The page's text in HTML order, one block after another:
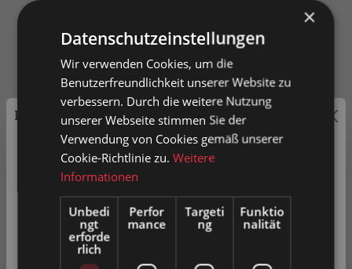
Die Serie im Überblick
Preisauszeichnung
Privatkunden können Preise mit MwSt. (brutto) und
Geschäftskunden Preise ohne MwSt. (netto) angezeigt
werden.
Bitte wählen Sie Ihre bevorzugte Einstellung:
×
Datenschutzeinstellungen
Wir verwenden Cookies, um die
Benutzerfreundlichkeit unserer Website zu
verbessern. Durch die weitere Nutzung
unserer Webseite stimmen Sie der
Verwendung von Cookies gemäß unserer
Cookie-Richtlinie zu.Weitere
Informationen
Unbedi
ngt
erforde
rlich
Perfor
mance
Targeti
ng
Funktio
nalität